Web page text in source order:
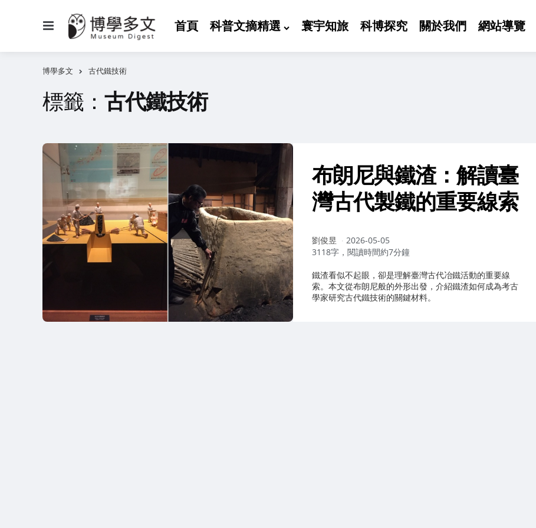
首頁 科普文摘精選 寰宇知旅 科博探究 關於我們 網站導覽
博學多文 古代鐵技術
標籤： 古代鐵技術
布朗尼與鐵渣：解讀臺
灣古代製鐵的重要線索
作
者：
劉俊昱
2026-05-05
3118字，閱讀時間約7分鐘
鐵渣看似不起眼，卻是理解臺灣古代冶鐵活動的重要線
索。本文從布朗尼般的外形出發，介紹鐵渣如何成為考古
學家研究古代鐵技術的關鍵材料。